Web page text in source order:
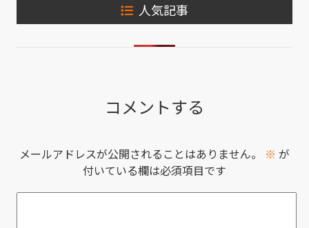
人気記事
コメントする
メールアドレスが公開されることはありません。 ※ が
付いている欄は必須項目です